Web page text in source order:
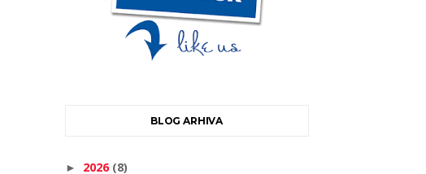
BLOG ARHIVA
► 2026 (8)